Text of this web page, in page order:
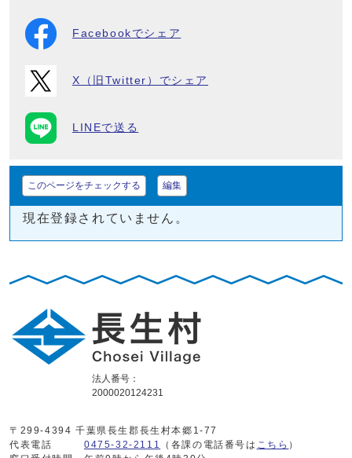
Facebookでシェア
X（旧Twitter）でシェア
LINEで送る
このページをチェックする 編集
現在登録されていません。
法人番号：
2000020124231
〒299-4394 千葉県長生郡長生村本郷1-77
代表電話
0475-32-2111 （各課の電話番号は こちら ）